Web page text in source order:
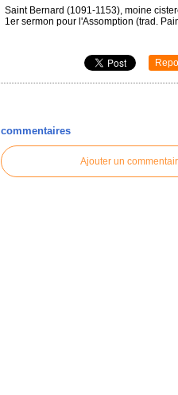
Saint Bernard (1091-1153), moine
1er sermon pour l'Assomption (trad.
commentaires
Ajouter un